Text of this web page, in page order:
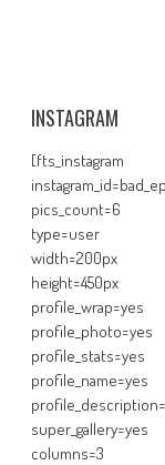
INSTAGRAM
[fts_instagram
pics_count=6
type=user
width=200px
height=450px
profile_wrap=yes
profile_photo=yes
profile_stats=yes
profile_name=yes
super_gallery=yes
columns=3